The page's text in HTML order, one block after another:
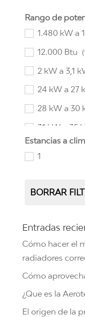
Rango de
1.480 kW a
12.000 Btu
2 kW a 3,1
24 kW a 27
28 kW a 30
31 kW a 35
977 kW (1)
Estancias a
1
BORRAR
Entradas
Cómo hacer el
radiadores
Cómo
¿Que es la
El origen de la